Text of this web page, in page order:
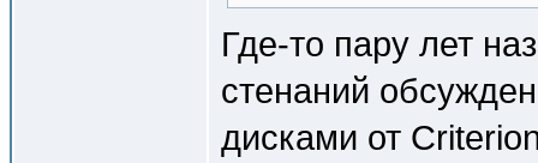
Где-то пару лет
стенаний
дисками от